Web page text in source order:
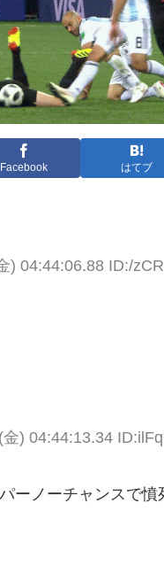
Facebook はてブ
) 04:44:06.88 ID:/
) 04:44:13.34
ーノーチャンスで憤